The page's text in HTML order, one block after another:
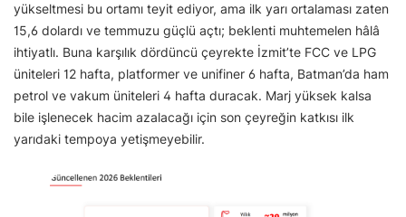
yükseltmesi bu ortamı teyit ediyor, ama ilk yarı ortalaması zaten
15,6 dolardı ve temmuzu güçlü açtı; beklenti muhtemelen hâlâ
ihtiyatlı. Buna karşılık dördüncü çeyrekte İzmit’te FCC ve LPG
üniteleri 12 hafta, platformer ve unifiner 6 hafta, Batman’da ham
petrol ve vakum üniteleri 4 hafta duracak. Marj yüksek kalsa
bile işlenecek hacim azalacağı için son çeyreğin katkısı ilk
yarıdaki tempoya yetişmeyebilir.